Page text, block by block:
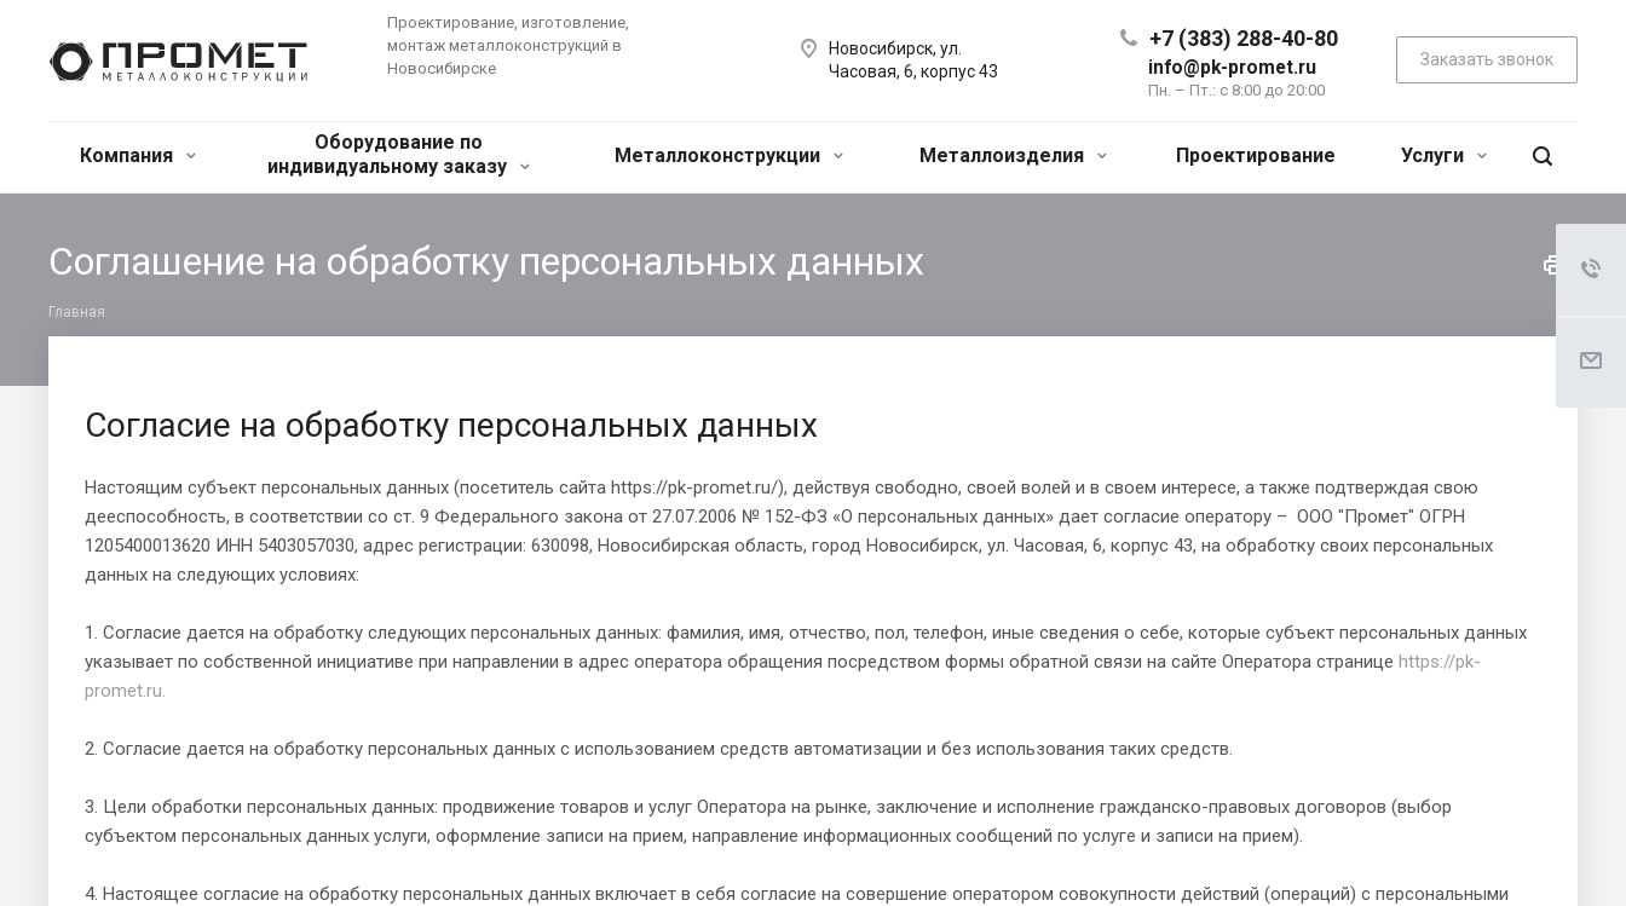
Проектирование, изготовление,
монтаж металлоконструкций в
Новосибирске
+7 (383) 288-40-80
info@pk-promet.ru
Пн. – Пт.: с 8:00 до 20:00
Заказать звонок
Новосибирск, ул.
Часовая, 6, корпус 43
Компания
Оборудование по
индивидуальному заказу
Металлоконструкции Металлоизделия Проектирование Услуги
Соглашение на обработку персональных данных
Главная
Согласие на обработку персональных данных
Настоящим субъект персональных данных (посетитель сайта https://pk-promet.ru/), действуя свободно, своей волей и в своем интересе, а также подтверждая свою
дееспособность, в соответствии со ст. 9 Федерального закона от 27.07.2006 № 152-ФЗ «О персональных данных» дает согласие оператору – ООО "Промет" ОГРН
1205400013620 ИНН 5403057030, адрес регистрации: 630098, Новосибирская область, город Новосибирск, ул. Часовая, 6, корпус 43, на обработку своих персональных
данных на следующих условиях:
1. Согласие дается на обработку следующих персональных данных: фамилия, имя, отчество, пол, телефон, иные сведения о себе, которые субъект персональных данных
указывает по собственной инициативе при направлении в адрес оператора обращения посредством формы обратной связи на сайте Оператора странице https://pk-
promet.ru.
2. Согласие дается на обработку персональных данных с использованием средств автоматизации и без использования таких средств.
3. Цели обработки персональных данных: продвижение товаров и услуг Оператора на рынке, заключение и исполнение гражданско-правовых договоров (выбор
субъектом персональных данных услуги, оформление записи на прием, направление информационных сообщений по услуге и записи на прием).
4. Настоящее согласие на обработку персональных данных включает в себя согласие на совершение оператором совокупности действий (операций) с персональными